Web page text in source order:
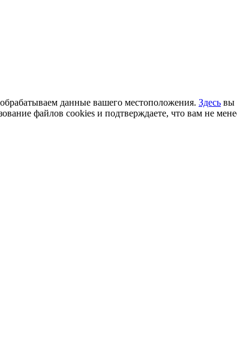
данные вашего местоположения. Здесь вы
файлов cookies и подтверждаете, что вам не